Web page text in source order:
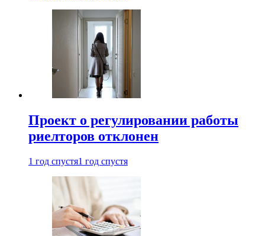
Проект о регулировании работы
риелторов отклонен
1 год спустя1 год спустя